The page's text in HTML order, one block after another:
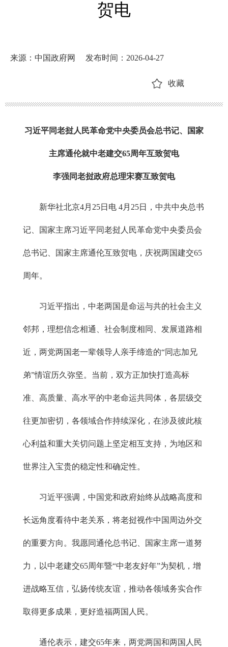
贺电
来源：中国政府网 发布时间：2026-04-27
收藏
习近平同老挝人民革命党中央委员会总书记、国家
主席通伦就中老建交65周年互致贺电
李强同老挝政府总理宋赛互致贺电
新华社北京4月25日电 4月25日，中共中央总书
记、国家主席习近平同老挝人民革命党中央委员会
总书记、国家主席通伦互致贺电，庆祝两国建交65
周年。
习近平指出，中老两国是命运与共的社会主义
邻邦，理想信念相通、社会制度相同、发展道路相
近，两党两国老一辈领导人亲手缔造的“同志加兄
弟”情谊历久弥坚。当前，双方正加快打造高标
准、高质量、高水平的中老命运共同体，各层级交
往更加密切，各领域合作持续深化，在涉及彼此核
心利益和重大关切问题上坚定相互支持，为地区和
世界注入宝贵的稳定性和确定性。
习近平强调，中国党和政府始终从战略高度和
长远角度看待中老关系，将老挝视作中国周边外交
的重要方向。我愿同通伦总书记、国家主席一道努
力，以中老建交65周年暨“中老友好年”为契机，增
进战略互信，弘扬传统友谊，推动各领域务实合作
取得更多成果，更好造福两国人民。
通伦表示，建交65年来，两党两国和两国人民